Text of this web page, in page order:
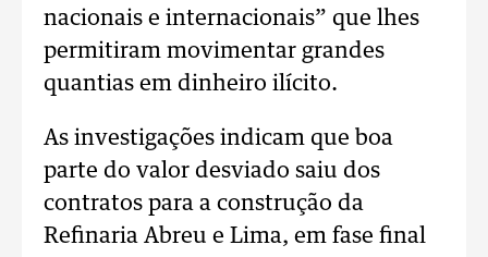
nacionais e internacionais” que lhes
permitiram movimentar grandes
quantias em dinheiro ilícito.
As investigações indicam que boa
parte do valor desviado saiu dos
contratos para a construção da
Refinaria Abreu e Lima, em fase final